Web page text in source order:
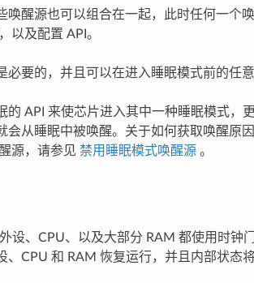
唤醒源也可以组合在一起，此时任何一个
以及配置 API。
必要的，并且可以在进入睡眠模式前的任意
的 API 来使芯片进入其中一种睡眠模式，
会从睡眠中被唤醒。关于如何获取唤醒原
源，请参见 禁用睡眠模式唤醒源 。
设、CPU、以及大部分 RAM 都使用时钟
CPU 和 RAM 恢复运行，并且内部状态将